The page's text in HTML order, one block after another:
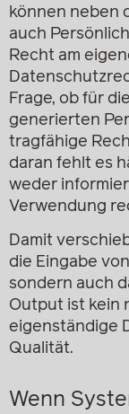
können neben
auch
Recht am
Frage, ob für
generierten
tragfähige
daran fehlt es
weder
Verwendung
Damit
die Eingabe
sondern auch
Output ist kein
eigenständige
Qualität.
Wenn